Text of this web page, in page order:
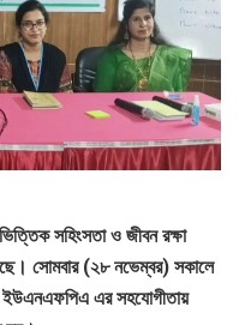
সহিংসতা ও জীবন রক্ষা
সোমবার (২৮ নভেম্বর) সকালে
ইউএনএফপিএ এর সহযোগীতায়